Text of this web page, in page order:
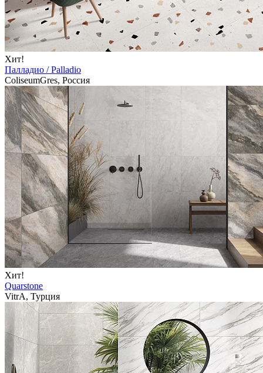
Хит!
Палладио / Palladio
ColiseumGres, Россия
Хит!
Quarstone
VitrA, Турция